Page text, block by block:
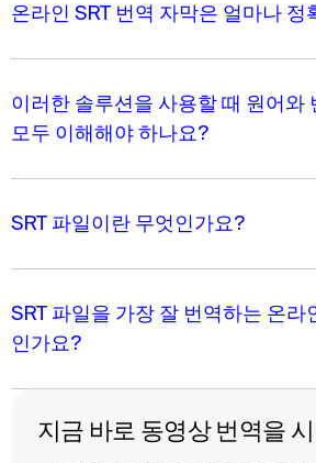
온라인 SRT 번역 자막은 얼마나 정
이러한 솔루션을 사용할 때 원어와
모두 이해해야 하나요?
SRT 파일이란 무엇인가요?
SRT 파일을 가장 잘 번역하는 온라
인가요?
지금 바로 동영상 번역을